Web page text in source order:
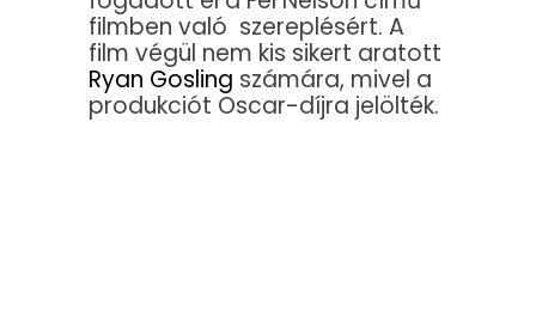
filmben való szereplésért. A
film végül nem kis sikert aratott
Ryan Gosling számára, mivel a
produkciót Oscar-díjra jelölték.